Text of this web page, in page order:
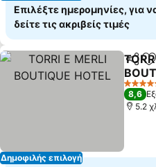
Επιλέξτε ημερομηνίες, για
δείτε τις ακριβείς τιμές
Δημοφιλής επιλογή
5
8,6
5.2